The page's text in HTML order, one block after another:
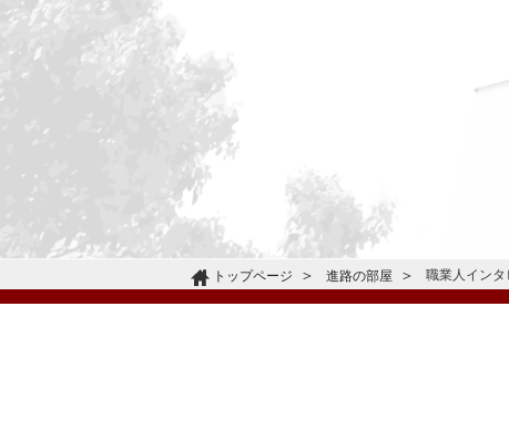
トップページ 進路の部屋 職業人インタ